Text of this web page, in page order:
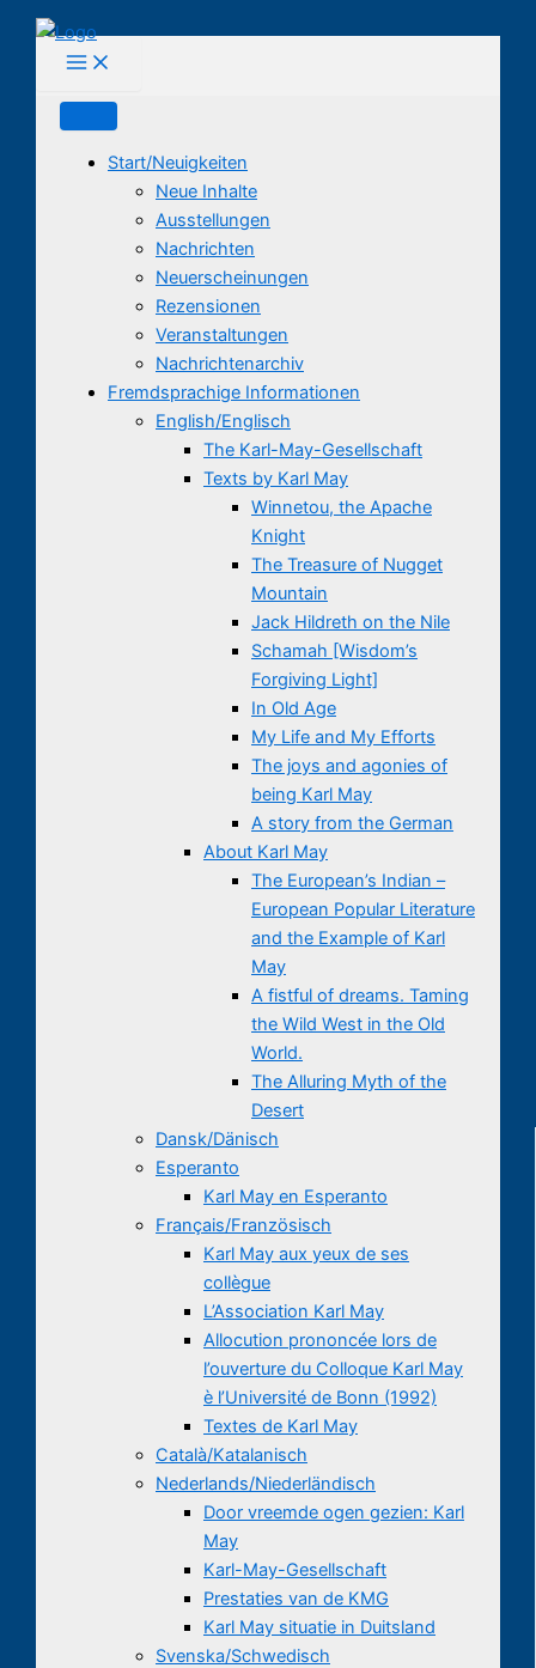
Inhalt
springen
Start/Neuigkeiten
Neue Inhalte
Ausstellungen
Nachrichten
Neuerscheinungen
Rezensionen
Veranstaltungen
Nachrichtenarchiv
Fremdsprachige Informationen
English/Englisch
The Karl-May-Gesellschaft
Texts by Karl May
Winnetou, the Apache
Knight
The Treasure of Nugget
Mountain
Jack Hildreth on the Nile
Schamah [Wisdom’s
Forgiving Light]
In Old Age
My Life and My Efforts
The joys and agonies of
being Karl May
A story from the German
About Karl May
The European’s Indian –
European Popular Literature
and the Example of Karl
May
A fistful of dreams. Taming
the Wild West in the Old
World.
The Alluring Myth of the
Desert
Dansk/Dänisch
Esperanto
Karl May en Esperanto
Français/Französisch
Karl May aux yeux de ses
collègue
L’Association Karl May
Allocution prononcée lors de
l’ouverture du Colloque Karl May
è l’Université de Bonn (1992)
Textes de Karl May
Català/Katalanisch
Nederlands/Niederländisch
Door vreemde ogen gezien: Karl
May
Karl-May-Gesellschaft
Prestaties van de KMG
Karl May situatie in Duitsland
Svenska/Schwedisch